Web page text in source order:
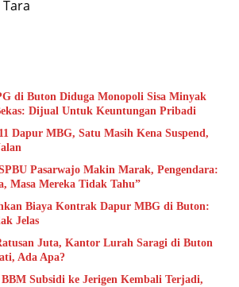
di Buton Diduga Monopoli Sisa Minyak
Dijual Untuk Keuntungan Pribadi
Dapur MBG, Satu Masih Kena Suspend,
Pasarwajo Makin Marak, Pengendara:
Masa Mereka Tidak Tahu”
Biaya Kontrak Dapur MBG di Buton:
Jelas
Juta, Kantor Lurah Saragi di Buton
Ada Apa?
Subsidi ke Jerigen Kembali Terjadi,